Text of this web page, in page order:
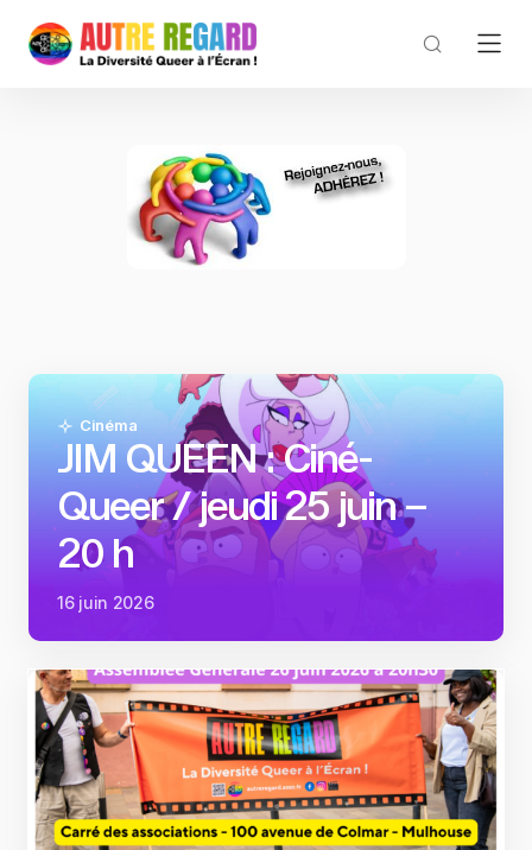
Cinéma
JIM QUEEN : Ciné-
Queer / jeudi 25 juin –
20 h
16 juin 2026